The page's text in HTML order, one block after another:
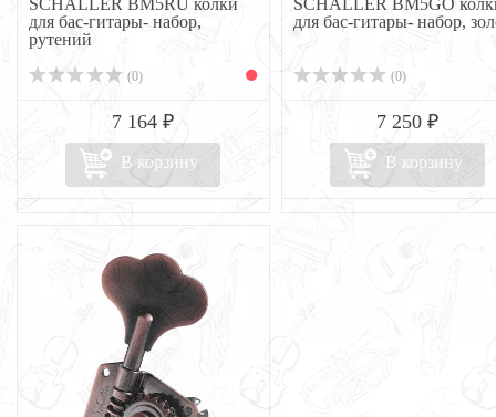
SCHALLER BM5RU колки
для бас-гитары- набор,
рутений
(0)
7 164 ₽
В корзину
SCHALLER BM5GO
для бас-гитары- набор,
(0)
7 250 ₽
В корзину